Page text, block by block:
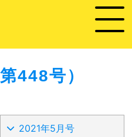
448号）
2021年5月号